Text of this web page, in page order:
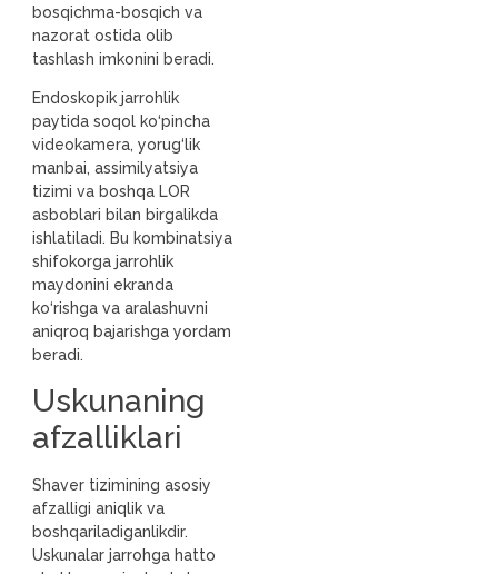
bosqichma-bosqich va
nazorat ostida olib
tashlash imkonini beradi.
Endoskopik jarrohlik
paytida soqol ko‘pincha
videokamera, yorug‘lik
manbai, assimilyatsiya
tizimi va boshqa LOR
asboblari bilan birgalikda
ishlatiladi. Bu kombinatsiya
shifokorga jarrohlik
maydonini ekranda
ko‘rishga va aralashuvni
aniqroq bajarishga yordam
beradi.
Uskunaning
afzalliklari
Shaver tizimining asosiy
afzalligi aniqlik va
boshqariladiganlikdir.
Uskunalar jarrohga hatto